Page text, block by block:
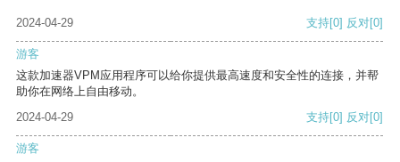
2024-04-29 支持[0] 反对[0]
游客
这款加速器VPM应用程序可以给你提供最高速度和安全性的连接，并帮
助你在网络上自由移动。
2024-04-29
支持[0] 反对[0]
游客